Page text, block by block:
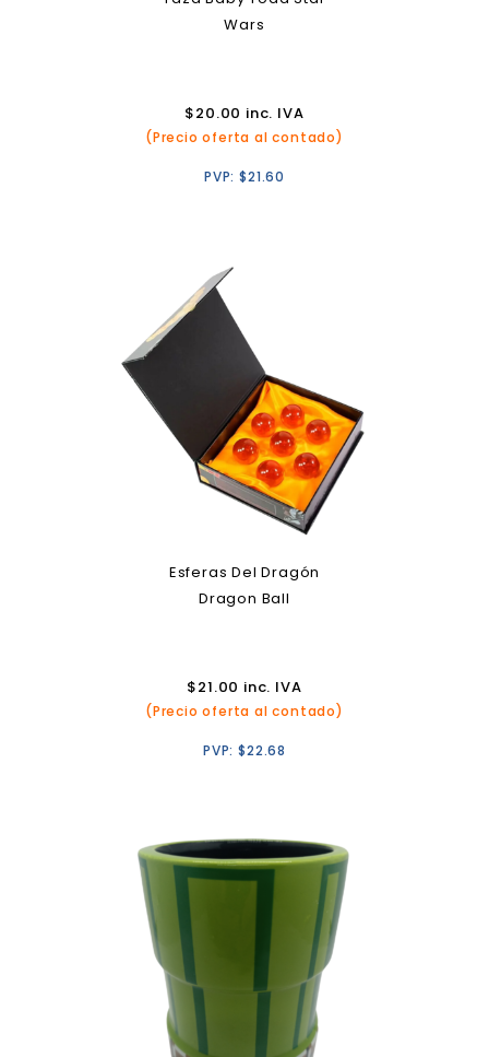
Wars
$20.00 inc. IVA
(Precio oferta al contado)
PVP:$21.60
Esferas Del Dragón
Dragon Ball
$21.00 inc. IVA
(Precio oferta al contado)
PVP:$22.68